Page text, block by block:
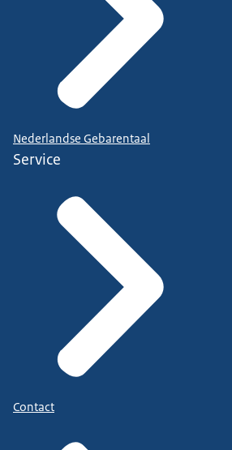
Nederlandse Gebarentaal
Service
Contact